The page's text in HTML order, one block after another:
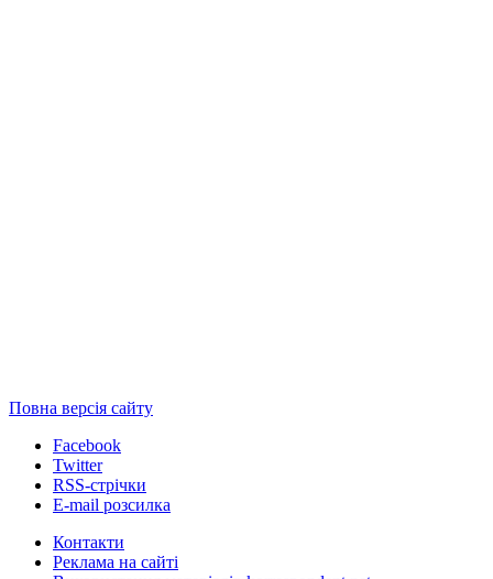
Повна версія сайту
Facebook
Twitter
RSS-стрічки
E-mail розсилка
Контакти
Реклама на сайті